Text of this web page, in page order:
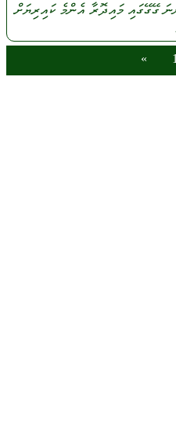
ގޭގޭގައިމައިދޮރާއެންމެކައިރިޔަށް
1
»